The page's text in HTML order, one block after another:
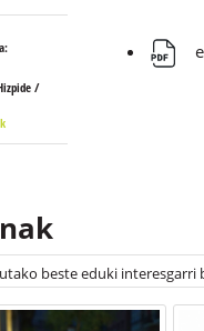
/
beste eduki interesgarri